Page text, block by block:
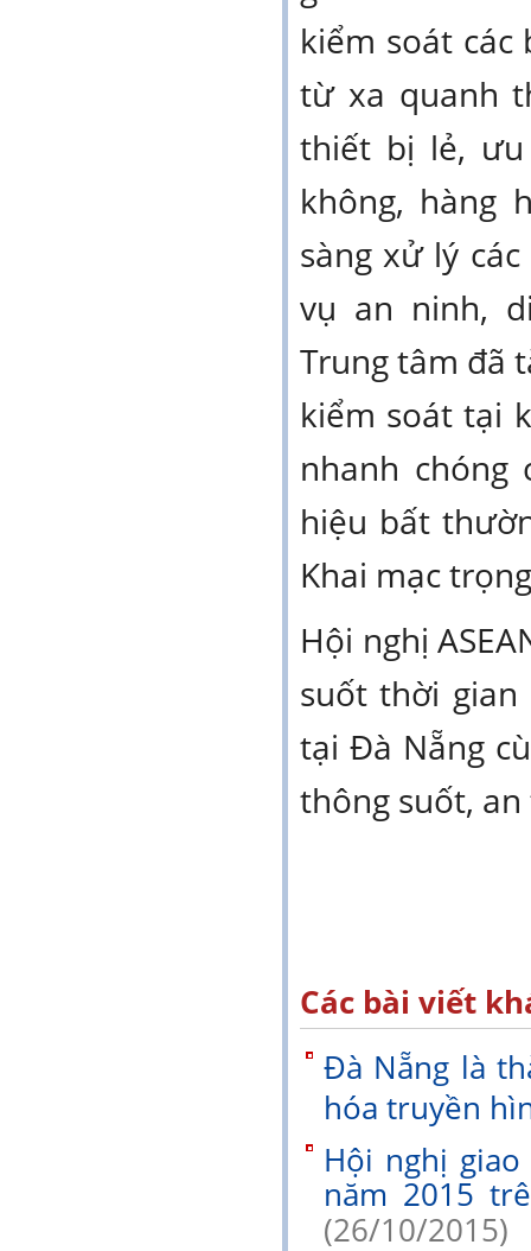
kiểm soát
từ xa quanh
thiết bị lẻ,
không, hàng
sàng xử lý
vụ an ninh,
Trung tâm đã
kiểm soát tại
nhanh chóng
hiệu bất
Khai mạc
Hội nghị
suốt thời
tại Đà Nẵng
thông suốt,
Các bài viết
Đà Nẵng là
hóa truyền
Hội nghị
năm 2015
(26/10/2015)